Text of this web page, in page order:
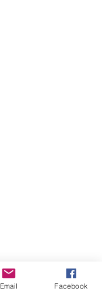
Email Facebook